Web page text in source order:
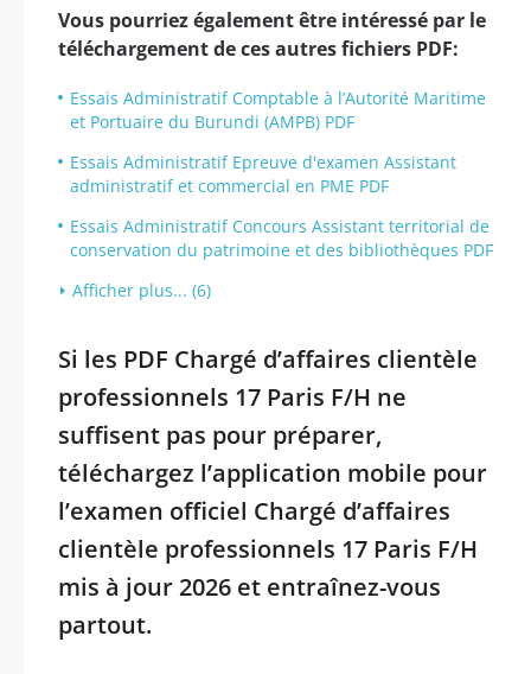
Vous pourriez également être intéressé par le
téléchargement de ces autres fichiers PDF:
Essais Administratif Comptable à l’Autorité Maritime
et Portuaire du Burundi (AMPB) PDF
Essais Administratif Epreuve d'examen Assistant
administratif et commercial en PME PDF
Essais Administratif Concours Assistant territorial de
conservation du patrimoine et des bibliothèques PDF
Afficher plus... (6)
Si les PDF Chargé d’affaires clientèle
professionnels 17 Paris F/H ne
suffisent pas pour préparer,
téléchargez l’application mobile pour
l’examen officiel Chargé d’affaires
clientèle professionnels 17 Paris F/H
mis à jour 2026 et entraînez-vous
partout.